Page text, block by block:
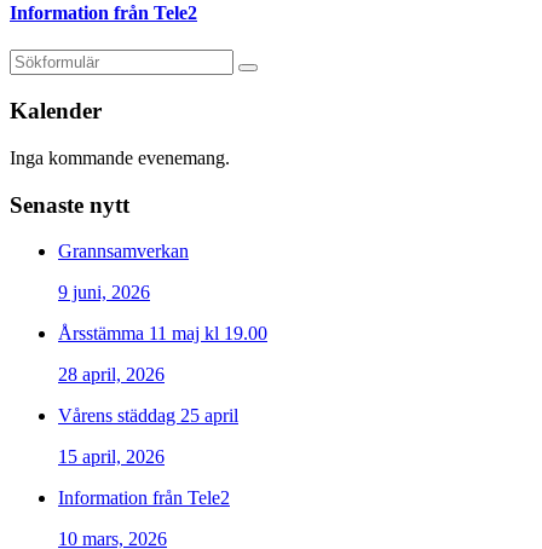
Information från Tele2
Kalender
Inga kommande evenemang.
Senaste nytt
Grannsamverkan
9 juni, 2026
Årsstämma 11 maj kl 19.00
28 april, 2026
Vårens städdag 25 april
15 april, 2026
Information från Tele2
10 mars, 2026